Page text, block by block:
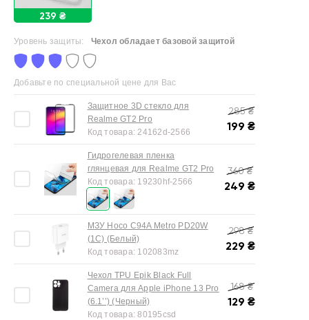
239 ₴
Уровень защиты: Чехол обладает базовой защитой
Добавьте по специальной цене для Вас
Защитное 3D стекло для
Realme GT2 Pro
Код товара:24162d-2566
285₴
199 ₴
Гидрогелевая пленка
глянцевая для Realme GT2 Pro
Код товара: 19230hf-2566
360₴
249 ₴
МЗУ Hoco C94A Metro PD20W
(1C) (Белый)
Код товара: 102083mz
298₴
229 ₴
Чехол TPU Epik Black Full
Camera для Apple iPhone 13 Pro
(6.1’’) (Черный)
Код товара:80195csd
168₴
129 ₴